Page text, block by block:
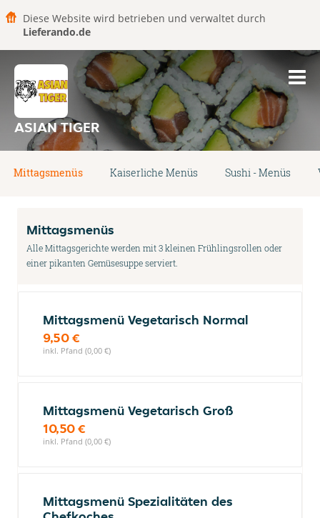
Diese Website wird betrieben und verwaltet durch
Lieferando.de
ASIAN TIGER
Mittagsmenüs Kaiserliche Menüs Sushi - Menüs
Mittagsmenüs
Alle Mittagsgerichte werden mit 3 kleinen Frühlingsrollen oder
einer pikanten Gemüsesuppe serviert.
Mittagsmenü Vegetarisch Normal
9,50 €
inkl. Pfand (0,00 €)
Mittagsmenü Vegetarisch Groß
10,50 €
inkl. Pfand (0,00 €)
Mittagsmenü Spezialitäten des